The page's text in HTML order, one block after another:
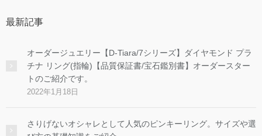
最新記事
オーダージュエリー【D-Tiara/7シリーズ】ダイヤモンド プラ
チナ リング(指輪)【品質保証書/宝石鑑別書】オーダースター
トのご紹介です。
2022年1月18日
さりげないオシャレとして人気のピンキーリング。サイズや選